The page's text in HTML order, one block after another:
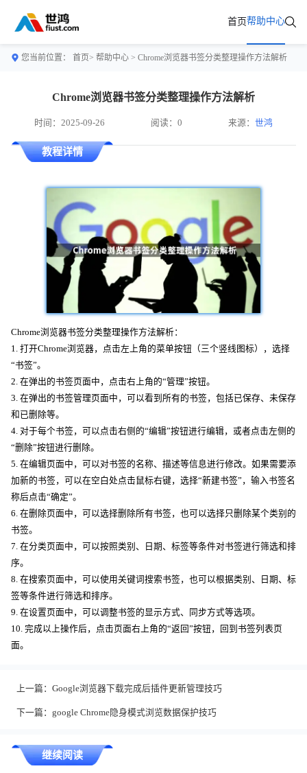
首页帮助中心
您当前位置： 首页> 帮助中心 > Chrome浏览器书签分类整理操作方法解析
Chrome浏览器书签分类整理操作方法解析
时间：2025-09-26 阅读：0 来源：世鸿
教程详情
Chrome浏览器书签分类整理操作方法解析：
1. 打开Chrome浏览器，点击左上角的菜单按钮（三个竖线图标），选择
“书签”。
2. 在弹出的书签页面中，点击右上角的“管理”按钮。
3. 在弹出的书签管理页面中，可以看到所有的书签，包括已保存、未保存
和已删除等。
4. 对于每个书签，可以点击右侧的“编辑”按钮进行编辑，或者点击左侧的
“删除”按钮进行删除。
5. 在编辑页面中，可以对书签的名称、描述等信息进行修改。如果需要添
加新的书签，可以在空白处点击鼠标右键，选择“新建书签”，输入书签名
称后点击“确定”。
6. 在删除页面中，可以选择删除所有书签，也可以选择只删除某个类别的
书签。
7. 在分类页面中，可以按照类别、日期、标签等条件对书签进行筛选和排
序。
8. 在搜索页面中，可以使用关键词搜索书签，也可以根据类别、日期、标
签等条件进行筛选和排序。
9. 在设置页面中，可以调整书签的显示方式、同步方式等选项。
10. 完成以上操作后，点击页面右上角的“返回”按钮，回到书签列表页
面。
上一篇： Google浏览器下载完成后插件更新管理技巧
下一篇： google Chrome隐身模式浏览数据保护技巧
继续阅读